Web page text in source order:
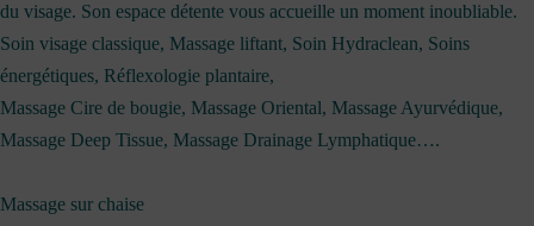
du visage. Son espace détente vous accueille un moment inoubliable.
Soin visage classique, Massage liftant, Soin Hydraclean, Soins
énergétiques, Réflexologie plantaire,
Massage Cire de bougie, Massage Oriental, Massage Ayurvédique,
Massage Deep Tissue, Massage Drainage Lymphatique….
Massage sur chaise